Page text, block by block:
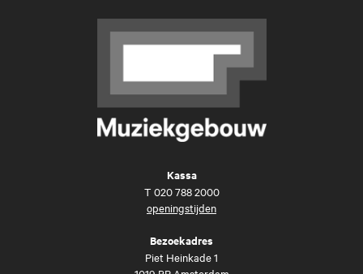
Kassa
T 020 788 2000
openingstijden
Bezoekadres
Piet Heinkade 1